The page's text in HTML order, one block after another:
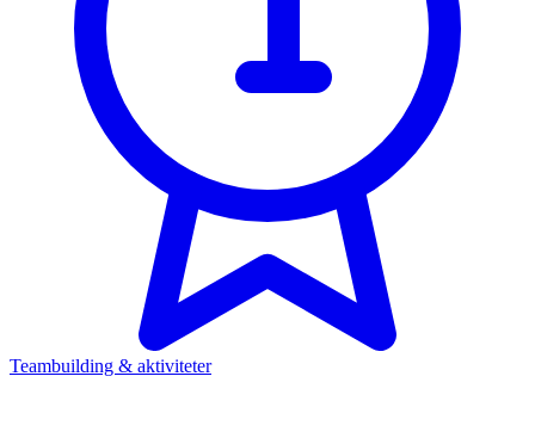
Teambuilding & aktiviteter